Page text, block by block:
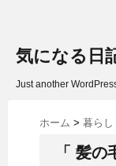
気になる日
Just another
ホーム > 暮らし
「 髪